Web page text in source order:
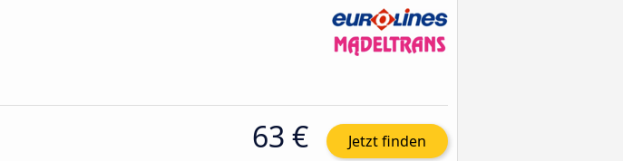
63 € Jetzt finden